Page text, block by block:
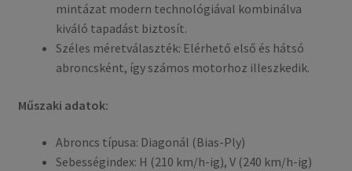
mintázat modern technológiával kombinálva
kiváló tapadást biztosít.
Széles méretválaszték: Elérhető első és hátsó
abroncsként, így számos motorhoz illeszkedik.
Műszaki adatok:
Abroncs típusa: Diagonál (Bias-Ply)
Sebességindex: H (210 km/h-ig), V (240 km/h-ig)